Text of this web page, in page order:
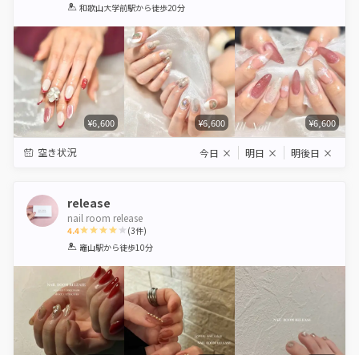
1 2 3 4 5
和歌山大学前駅から徒歩20分
¥6,600 ¥6,600 ¥6,600
空き状況 今日 × 明日 × 明後日 ×
release
nail room release
4.4
1 2 3 4 5
(3件)
竈山駅から徒歩10分